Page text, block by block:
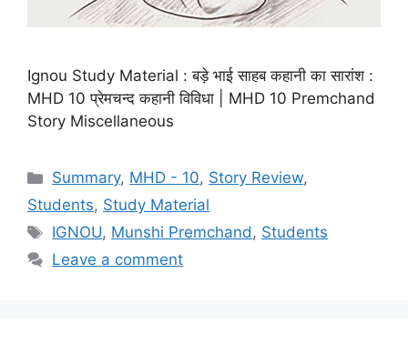
Ignou Study Material : बड़े भाई साहब कहानी का सारांश :
MHD 10 प्रेमचन्द कहानी विविधा | MHD 10 Premchand
Story Miscellaneous
Summary, MHD - 10, Story Review,
Students, Study Material
IGNOU, Munshi Premchand, Students
Leave a comment